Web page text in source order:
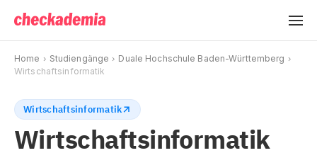
Home Studiengänge
Duale Hochschule Baden-Württemberg
Wirtschaftsinformatik
Wirtschaftsinformatik
Wirtschaftsinformatik